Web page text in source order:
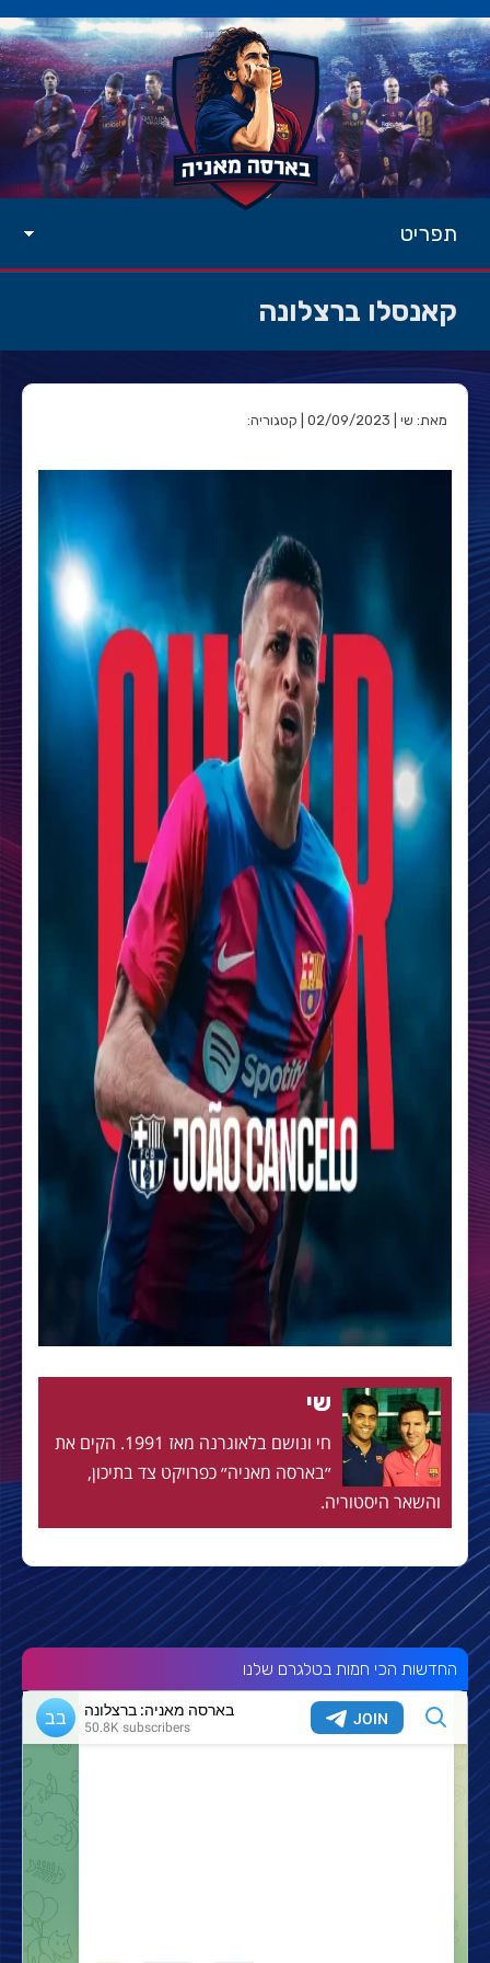
תפריט
קאנסלו ברצלונה
מאת: שי | 02/09/2023 | קטגוריה:
שי
חי ונושם בלאוגרנה מאז 1991. הקים את
״בארסה מאניה״ כפרויקט צד בתיכון,
והשאר היסטוריה.
החדשות הכי חמות בטלגרם שלנו